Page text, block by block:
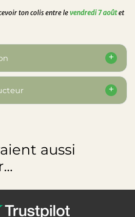
ton colis entre levendredi 7 aoûtet
aussi